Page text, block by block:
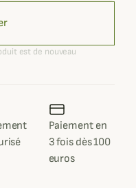
est de nouveau
Paiement en
3 fois dès 100
euros